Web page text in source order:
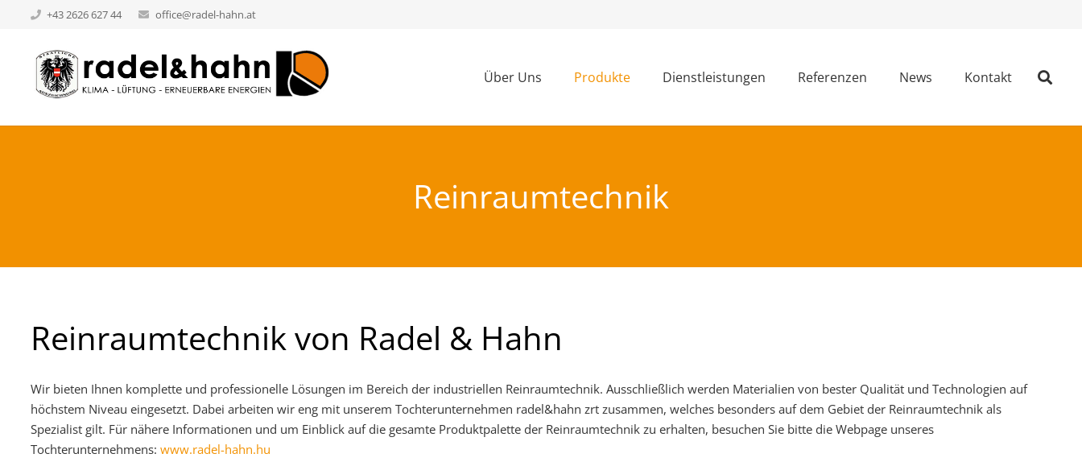
+43 2626 627 44 office@radel-hahn.at
Über Uns Produkte Dienstleistungen Referenzen News Kontakt
Reinraumtechnik
Reinraumtechnik von Radel & Hahn
Wir bieten Ihnen komplette und professionelle Lösungen im Bereich der industriellen Reinraumtechnik. Ausschließlich werden Materialien von bester Qualität und Technologien auf
höchstem Niveau eingesetzt. Dabei arbeiten wir eng mit unserem Tochterunternehmen radel&hahn zrt zusammen, welches besonders auf dem Gebiet der Reinraumtechnik als
Spezialist gilt. Für nähere Informationen und um Einblick auf die gesamte Produktpalette der Reinraumtechnik zu erhalten, besuchen Sie bitte die Webpage unseres
Tochterunternehmens: www.radel-hahn.hu